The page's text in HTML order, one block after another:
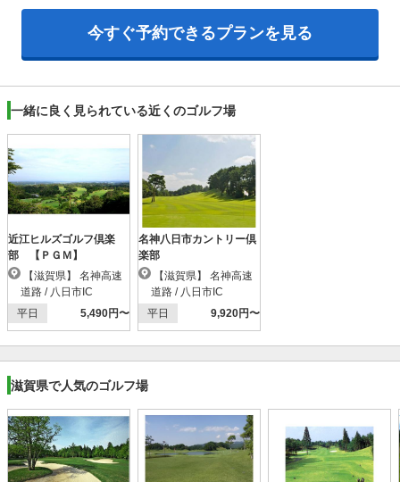
今すぐ予約できるプランを見る
一緒に良く見られている近くのゴルフ場
近江ヒルズゴルフ倶楽
部 【ＰＧＭ】
道路 / 八日市IC
平日
5,490円〜
名神八日市カントリー倶
楽部
道路 / 八日市IC
平日
9,920円〜
滋賀県で人気のゴルフ場